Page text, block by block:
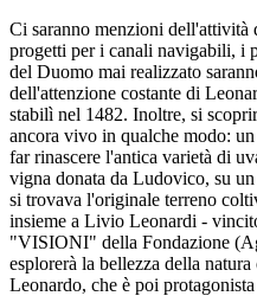
Ci saranno menzioni dell'attività
progetti per i canali navigabili, i
del Duomo mai realizzato
dell'attenzione costante di
stabilì nel 1482. Inoltre, si
ancora vivo in qualche modo:
far rinascere l'antica varietà di
vigna donata da Ludovico, su
si trovava l'originale terreno
insieme a Livio Leonardi -
"VISIONI" della Fondazione
esplorerà la bellezza della
Leonardo, che è poi